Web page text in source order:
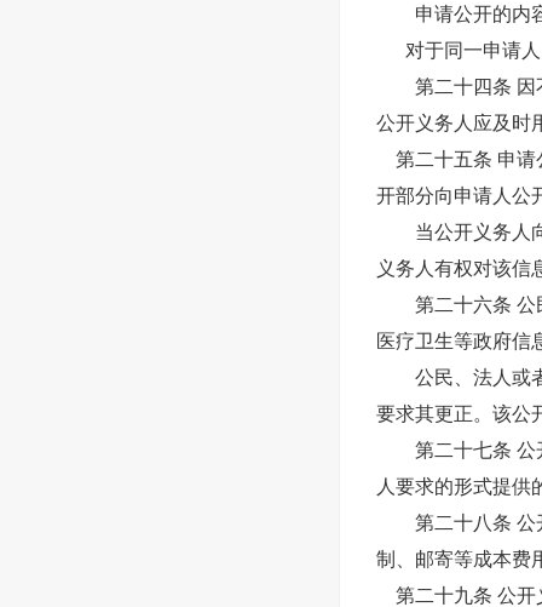
申请公开的内容
对于同一申请人
第二十四条 因不
公开义务人应及时
第二十五条 申请
开部分向申请人公
当公开义务人向
义务人有权对该信
第二十六条 公民
医疗卫生等政府信
公民、法人或者
要求其更正。该公
第二十七条 公开
人要求的形式提供
第二十八条 公开
制、邮寄等成本费
第二十九条 公开